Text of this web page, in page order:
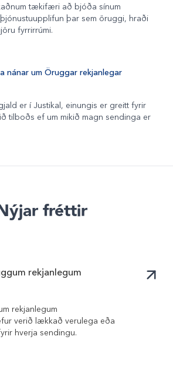
tækifæri að bjóða sínum
þar sem öruggi, hraði
fyrrirrúmi.
nánar um Öruggar rekjanlegar
er í Justikal, einungis er greitt fyrir
tilboðs ef um mikið magn sendinga er
fréttir
rekjanlegum
rekjanlegum
verið lækkað verulega eða
hverja sendingu.